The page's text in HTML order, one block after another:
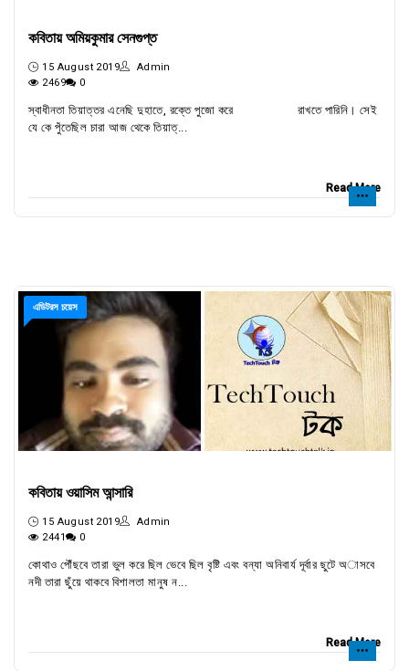
কবিতায় অমিয়কুমার সেনগুপ্ত
15 August 2019
Admin
2469
0
স্বাধীনতা তিয়াত্তর এনেছি দুহাতে, রক্তে পুজো করে রাখতে পারিনি। সেই
যে কে পুঁতেছিল চারা আজ থেকে তিয়াত্...
Read More
এডিটরস চয়েস
কবিতায় ওয়াসিম আন্সারি
15 August 2019
Admin
2441
0
কোথাও পৌঁছবে তারা ভুল করে ছিল ভেবে ছিল বৃষ্টি এবং বন্যা অনিবার্য দূর্বার ছুটে অাসবে
নদী তারা ছুঁয়ে থাকবে বিশালতা মানুষ ন...
Read More